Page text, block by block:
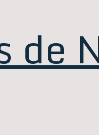
de